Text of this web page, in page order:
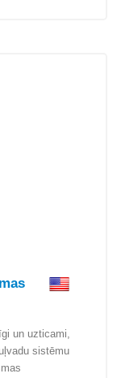
un uzticami,
sistēmu